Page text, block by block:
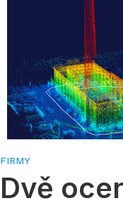
FIRMY
Dvě